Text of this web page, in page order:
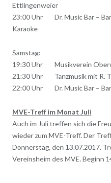
Ettlingenweier
23:00 Uhr Dr. Music Bar –
Karaoke
Samstag:
19:30 Uhr Musikverein
21:30 Uhr Tanzmusik mit R.
22:00 Uhr Dr. Music Bar –
MVE-Treff im Monat Juli
Auch im Juli treffen sich die
wieder zum MVE-Treff. Der
Donnerstag, den 13.07.2017.
Vereinsheim des MVE. Beginn